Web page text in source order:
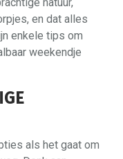
en dat alles
enkele tips om
weekendje
als het gaat om